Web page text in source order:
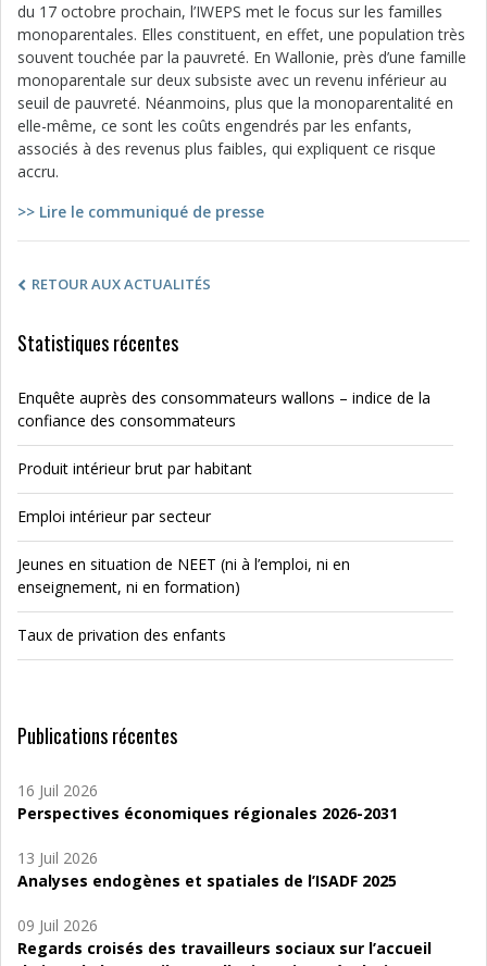
du 17 octobre prochain, l’IWEPS met le focus sur les familles
monoparentales. Elles constituent, en effet, une population très
souvent touchée par la pauvreté. En Wallonie, près d’une famille
monoparentale sur deux subsiste avec un revenu inférieur au
seuil de pauvreté. Néanmoins, plus que la monoparentalité en
elle-même, ce sont les coûts engendrés par les enfants,
associés à des revenus plus faibles, qui expliquent ce risque
accru.
>> Lire le communiqué de presse
RETOUR AUX ACTUALITÉS
Statistiques récentes
Enquête auprès des consommateurs wallons – indice de la
confiance des consommateurs
Produit intérieur brut par habitant
Emploi intérieur par secteur
Jeunes en situation de NEET (ni à l’emploi, ni en
enseignement, ni en formation)
Taux de privation des enfants
Publications récentes
16 Juil 2026
Perspectives économiques régionales 2026-2031
13 Juil 2026
Analyses endogènes et spatiales de l’ISADF 2025
09 Juil 2026
Regards croisés des travailleurs sociaux sur l’accueil